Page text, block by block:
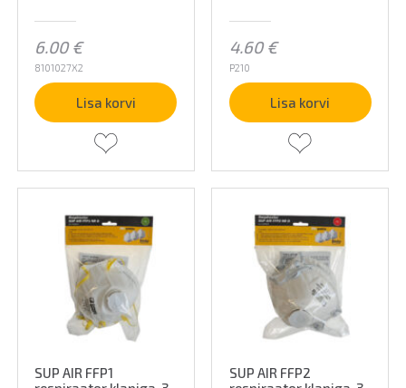
6.00€
8101027X2
Lisa korvi
4.60€
P210
Lisa korvi
SUP AIR FFP1
SUP AIR FFP2